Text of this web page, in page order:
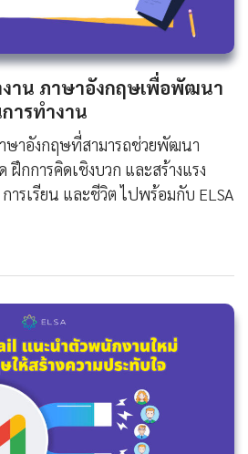
งาน ภาษาอังกฤษเพื่อพัฒนา
ารทำงาน
ษาอังกฤษที่สามารถช่วยพัฒนา
กการคิดเชิงบวก และสร้างแรง
ารเรียน และชีวิต ไปพร้อมกับ ELSA